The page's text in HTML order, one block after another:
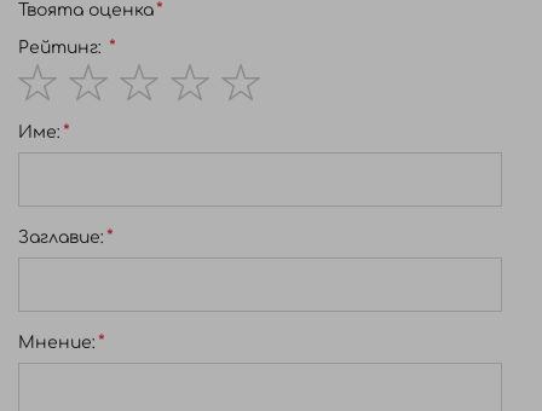
Твоята оценка
Рейтинг:
star
stars
stars
stars
stars
Име:
Заглавиe:
Мнение: